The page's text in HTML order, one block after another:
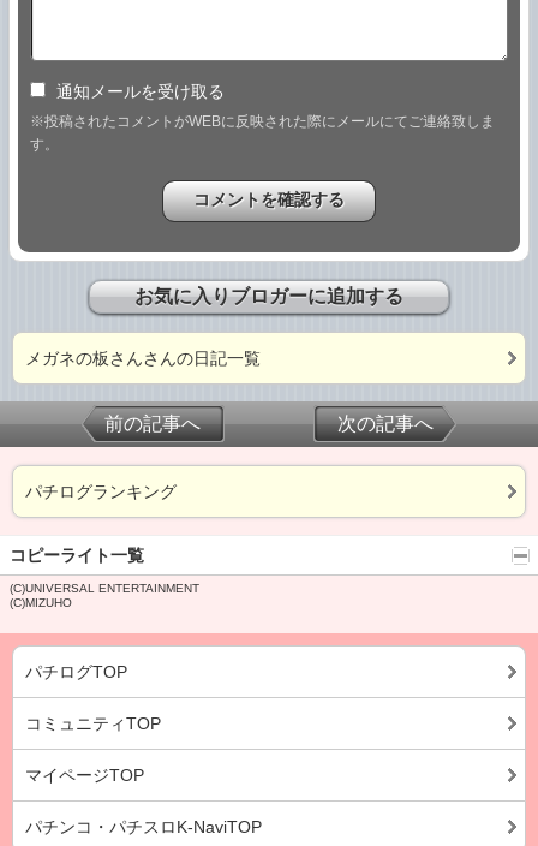
通知メールを受け取る
※投稿されたコメントがWEBに反映された際にメールにてご連絡致しま
す。
お気に入りブロガーに追加する
メガネの板さんさんの日記一覧
前の記事へ 次の記事へ
パチログランキング
コピーライト一覧
(C)UNIVERSAL ENTERTAINMENT
(C)MIZUHO
パチログTOP
コミュニティTOP
マイページTOP
パチンコ・パチスロK-NaviTOP